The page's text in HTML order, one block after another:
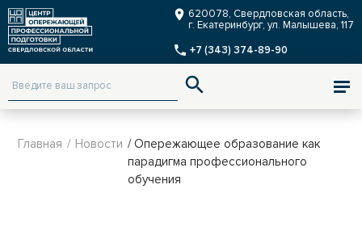
620078, Свердловская область,
г. Екатеринбург, ул. Малышева, 117
+7 (343) 374-89-90
ENG
Версия для слабовидящих
Главная / Новости / Опережающее образование как
парадигма профессионального
обучения